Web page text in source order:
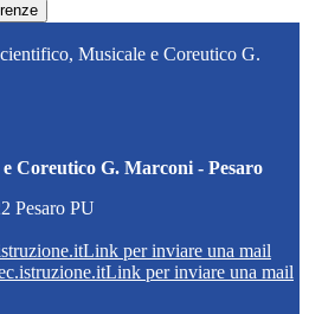
Musicale e Coreutico G.
Coreutico G. Marconi - Pesaro
Pesaro PU
Link per inviare una mail
Link per inviare una mail